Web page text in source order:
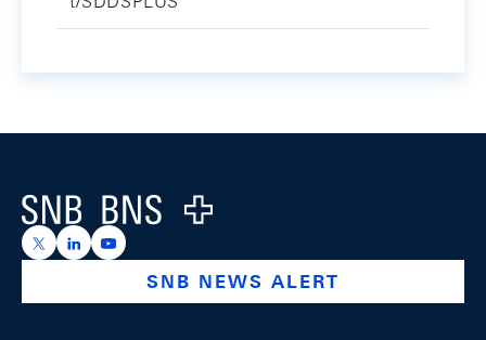
Logo
https://x.com/snb_bns
https://ch.linkedin.com/company/swiss-national-
https://www.youtube.com/@swissnationalbank
SNB NEWS ALERT